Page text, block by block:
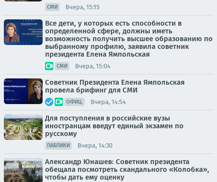
СМИ Вчера, 15:15
Все дети, у которых есть способности в
определенной сфере, должны иметь
возможность получить высшее образованию по
выбранному профилю, заявила советник
президента Елена Ямпольская
СМИ Вчера, 15:04
Советник Президента Елена Ямпольская
провела брифинг для СМИ
ОФИЦ. Вчера, 14:54
Для поступления в российские вузы
иностранцам введут единый экзамен по
русскому
ПАБЛИКИ Вчера, 14:30
Александр Юнашев: Советник президента
обещала посмотреть скандального «Колобка»,
чтобы дать ему оценку